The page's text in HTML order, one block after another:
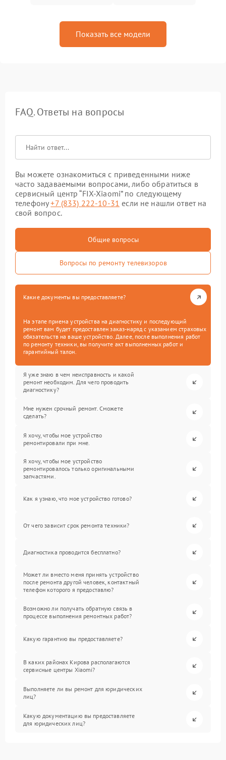
Показать все модели
FAQ. Ответы на вопросы
Вы можете ознакомиться с приведенными ниже
часто задаваемыми вопросами, либо обратиться в
сервисный центр “FIX-Xiaomi” по следующему
телефону+7 (833) 222-10-31 если не нашли ответ на
свой вопрос.
Общие вопросы
Вопросы по ремонту телевизоров
Какие документы вы предоставляете?
На этапе приема устройства на диагностику и последующий
ремонт вам будет предоставлен заказ-наряд с указанием страховых
обязательств на ваше устройство. Далее, после выполнения работ
по ремонту техники, вы получите акт выполненных работ и
гарантийный талон.
Я уже знаю в чем неисправность и какой
ремонт необходим. Для чего проводить
диагностику?
Мне нужен срочный ремонт. Сможете
сделать?
Я хочу, чтобы мое устройство
ремонтировали при мне.
Я хочу, чтобы мое устройство
ремонтировалось только оригинальными
запчастями.
Как я узнаю, что мое устройство готово?
От чего зависит срок ремонта техники?
Диагностика проводится бесплатно?
Может ли вместо меня принять устройство
после ремонта другой человек, контактный
телефон которого я предоставлю?
Возможно ли получать обратную связь в
процессе выполнения ремонтных работ?
Какую гарантию вы предоставляете?
В каких районах Кирова располагаются
сервисные центры Xiaomi?
Выполняете ли вы ремонт для юридических
лиц?
Какую документацию вы предоставляете
для юридических лиц?